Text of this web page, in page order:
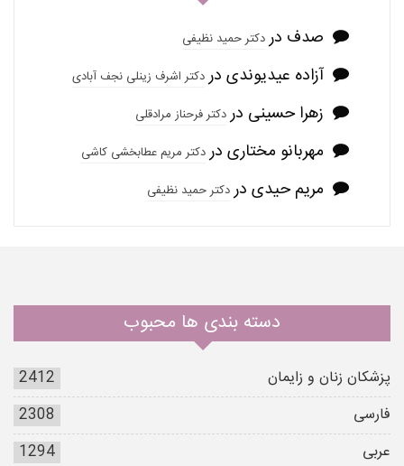
صدف دردکتر حمید نظیفی
آزاده عیدیوندی دردکتر اشرف زینلی نجف آبادی
زهرا حسینی دردکتر فرحناز مرادقلی
مهربانو مختاری دردکتر مریم عطابخشی کاشی
مریم حیدی دردکتر حمید نظیفی
دسته بندی ها محبوب
پزشکان زنان و زایمان
2412
فارسی
2308
عربی
1294